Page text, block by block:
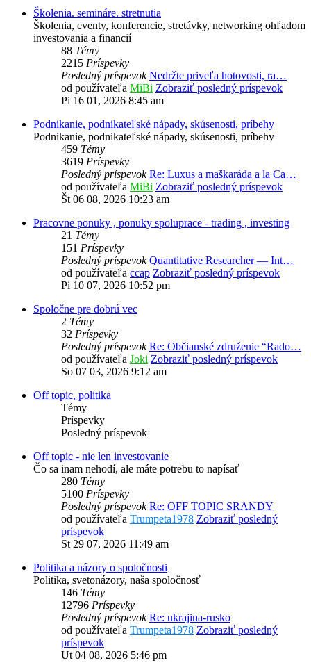
Školenia. semináre. stretnutia
Školenia, eventy, konferencie, stretávky, networking ohľadom
investovania a financií
88 Témy
2215 Príspevky
Posledný príspevok Nedržte priveľa hotovosti, ra…
od používateľa MiBi Zobraziť posledný príspevok
Pi 16 01, 2026 8:45 am
Podnikanie, podnikateľské nápady, skúsenosti, príbehy
Podnikanie, podnikateľské nápady, skúsenosti, príbehy
459 Témy
3619 Príspevky
Posledný príspevok Re: Luxus a maškaráda a la Ca…
od používateľa MiBi Zobraziť posledný príspevok
Št 06 08, 2026 10:23 am
Pracovne ponuky , ponuky spoluprace - trading , investing
21 Témy
151 Príspevky
Posledný príspevok Quantitative Researcher — Int…
od používateľa ccap Zobraziť posledný príspevok
Pi 10 07, 2026 10:52 pm
Spoločne pre dobrú vec
2 Témy
32 Príspevky
Posledný príspevok Re: Občianské združenie “Rado…
od používateľa Joki Zobraziť posledný príspevok
So 07 03, 2026 9:12 am
Off topic, politika
Témy
Príspevky
Posledný príspevok
Off topic - nie len investovanie
Čo sa inam nehodí, ale máte potrebu to napísať
280 Témy
5100 Príspevky
Posledný príspevok Re: OFF TOPIC SRANDY
od používateľa Trumpeta1978 Zobraziť posledný
príspevok
St 29 07, 2026 11:49 am
Politika a názory o spoločnosti
Politika, svetonázory, naša spoločnosť
146 Témy
12796 Príspevky
Posledný príspevok Re: ukrajina-rusko
od používateľa Trumpeta1978 Zobraziť posledný
príspevok
Ut 04 08, 2026 5:46 pm